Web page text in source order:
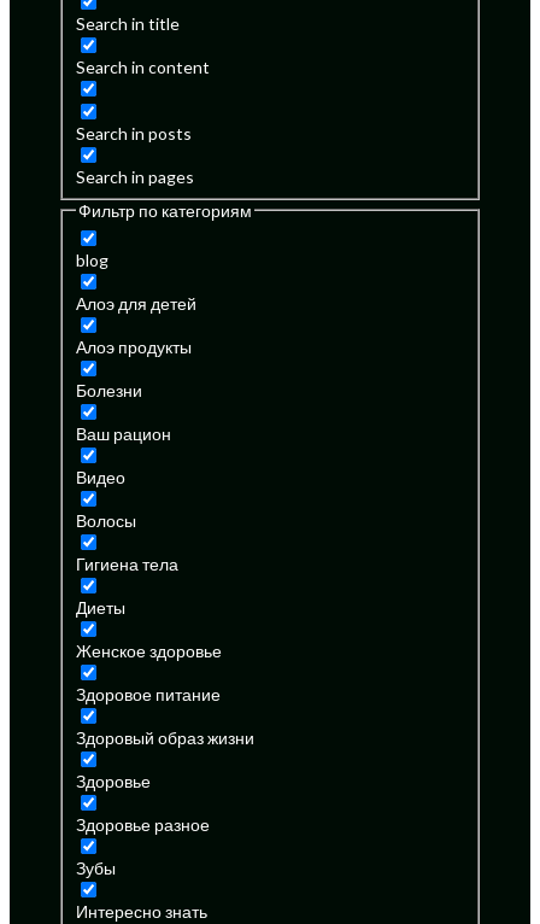
Search in title
Search in content
Search in posts
Search in pages
Фильтр по категориям
blog
Алоэ для детей
Алоэ продукты
Болезни
Ваш рацион
Видео
Волосы
Гигиена тела
Диеты
Женское здоровье
Здоровое питание
Здоровый образ жизни
Здоровье
Здоровье разное
Зубы
Интересно знать